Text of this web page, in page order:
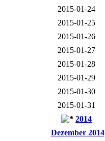
2015-01-24
2015-01-25
2015-01-26
2015-01-27
2015-01-28
2015-01-29
2015-01-30
2015-01-31
2014
Dezember 2014